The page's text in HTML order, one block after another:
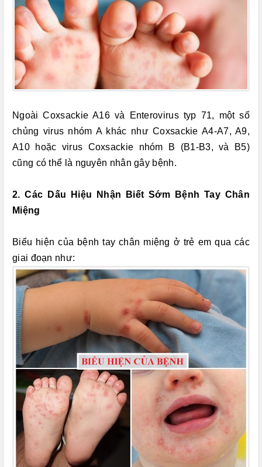
Ngoài Coxsackie A16 và Enterovirus typ 71, một số
chủng virus nhóm A khác như Coxsackie A4-A7, A9,
A10 hoặc virus Coxsackie nhóm B (B1-B3, và B5)
cũng có thể là nguyên nhân gây bệnh.
2. Các Dấu Hiệu Nhận Biết Sớm Bệnh Tay Chân
Miệng
Biểu hiện của bệnh tay chân miệng ở trẻ em qua các
giai đoạn như: